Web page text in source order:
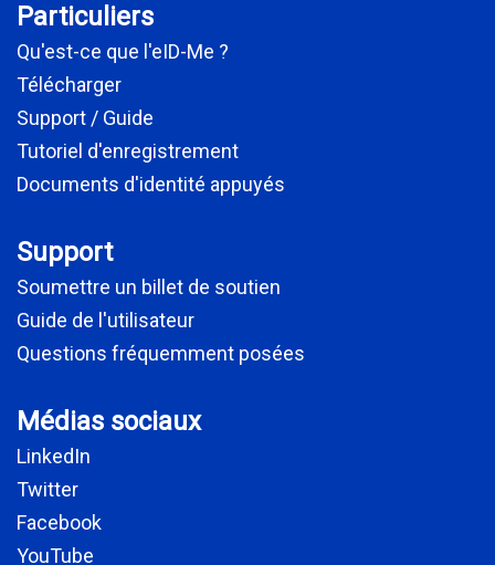
Particuliers
Qu'est-ce que l'eID-Me ?
Télécharger
Support / Guide
Tutoriel d'enregistrement
Documents d'identité appuyés
Support
Soumettre un billet de soutien
Guide de l'utilisateur
Questions fréquemment posées
Médias sociaux
LinkedIn
Twitter
Facebook
YouTube